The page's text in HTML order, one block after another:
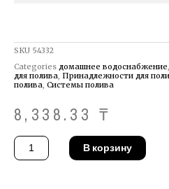
SKU 54332
Categories домашнее водоснабжение,
для полива, Принадлежности для
полива, Системы полива
8,338.33 ₸
Количество
товара
Дождеватель
В корзину